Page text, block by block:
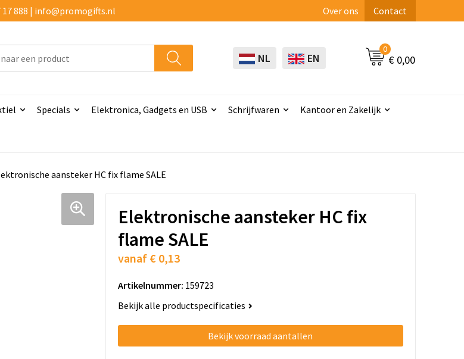
17 888 | info@promogifts.nl Over ons Contact
NL EN
0
€ 0,00
Specials Elektronica, Gadgets en USB Schrijfwaren Kantoor en Zakelijk
aansteker HC fix flame SALE
Elektronische aansteker HC fix
flame SALE
vanaf € 0,13
Artikelnummer: 159723
Bekijk alle productspecificaties
Bekijk voorraad aantallen